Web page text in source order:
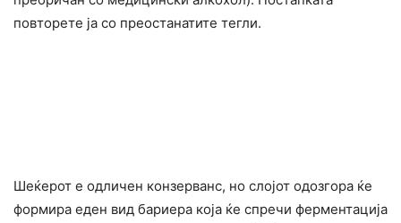
повторете ја со преостанатите тегли.
Шеќерот е одличен конзерванс, но слојот одозгора ќе
формира еден вид бариера која ќе спречи ферментација